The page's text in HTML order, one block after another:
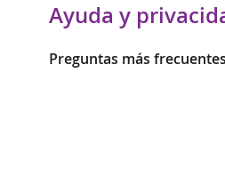
Ayuda y
Preguntas más frecuentes